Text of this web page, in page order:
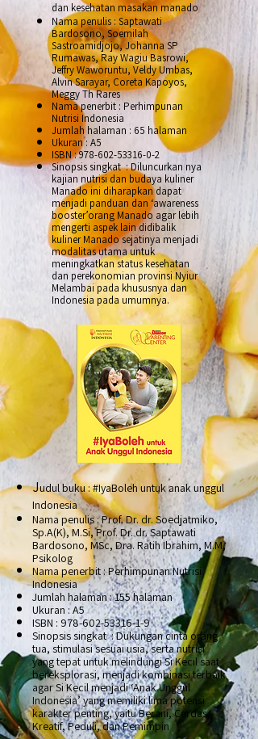
dan kesehatan masakan manado
Nama penulis : Saptawati
Bardosono, Soemilah
Sastroamidjojo, Johanna SP
Rumawas, Ray Wagiu Basrowi,
Jeffry Waworuntu, Veldy Umbas,
Alvin Sarayar, Coreta Kapoyos,
Meggy Th Rares
Nama penerbit : Perhimpunan
Nutrisi Indonesia
Jumlah halaman : 65 halaman
Ukuran : A5
ISBN :978-602-53316-0-2
Sinopsis singkat :Diluncurkan nya
kajian nutrisi dan budaya kuliner
Manado ini diharapkan dapat
menjadi panduan dan ‘awareness
booster’orang Manado agar lebih
mengerti aspek lain didibalik
kuliner Manado sejatinya menjadi
modalitas utama untuk
meningkatkan status kesehatan
dan perekonomian provinsi Nyiur
Melambai pada khususnya dan
Indonesia pada umumnya.
Judul buku : #IyaBoleh untuk anak unggul
Indonesia
Nama penulis : Prof. Dr. dr. Soedjatmiko,
Sp.A(K), M.Si, Prof. Dr. dr. Saptawati
Bardosono, MSc, Dra. Ratih Ibrahim, M.M,
Psikolog
Nama penerbit : Perhimpunan Nutrisi
Indonesia
Jumlah halaman : 155 halaman
Ukuran : A5
ISBN : 978-602-53316-1-9
Sinopsis singkat :Dukungan cinta orang
tua, stimulasi sesuai usia, serta nutrisi
yang tepat untuk melindungi Si Kecil saat
bereksplorasi, menjadi kombinasi terbaik
agar Si Kecil menjadi ‘Anak Unggul
Indonesia’ yang memiliki lima potensi
karakter penting, yaitu Berani, Cerdas,
Kreatif, Peduli, dan Pemimpin